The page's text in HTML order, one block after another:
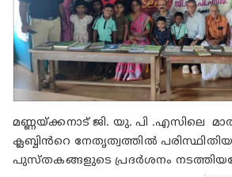
മണ്ണയ്ക്കനാട് ജി. യു. പി .എസിലെ
ക്ലബ്ബിൻറെ നേതൃത്വത്തിൽ
പുസ്തകങ്ങളുടെ പ്രദർശനം